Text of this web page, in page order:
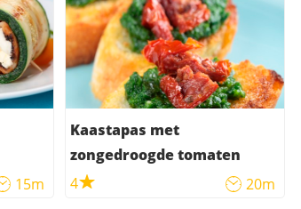
15m
Kaastapas met
zongedroogde tomaten
4
20m